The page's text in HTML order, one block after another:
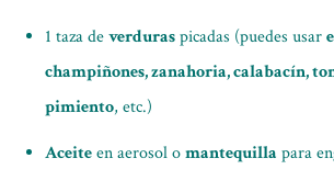
1 taza deverduraspicadas (puedes usar
champiñones, zanahoria, calabacín,
pimiento, etc.)
Aceiteen aerosol omantequilla para